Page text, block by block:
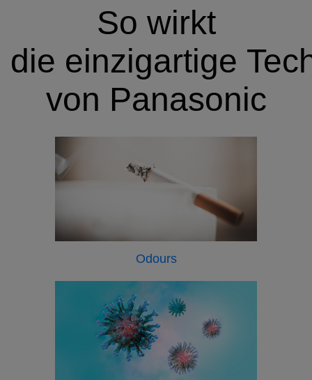
So wirkt
die einzigartige
von Panasonic
Odours